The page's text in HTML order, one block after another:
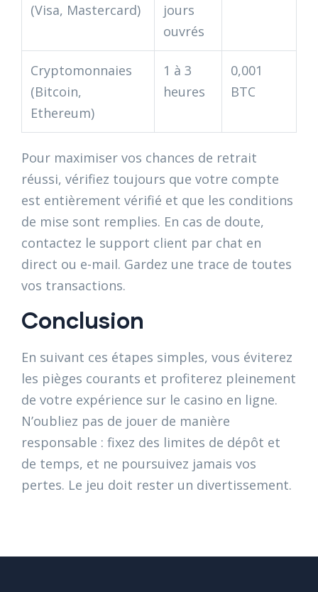
(Visa, Mastercard)
jours
ouvrés
Cryptomonnaies
(Bitcoin,
Ethereum)
1 à 3
heures
0,001
BTC
Pour maximiser vos chances de retrait
réussi, vérifiez toujours que votre compte
est entièrement vérifié et que les conditions
de mise sont remplies. En cas de doute,
contactez le support client par chat en
direct ou e-mail. Gardez une trace de toutes
vos transactions.
Conclusion
En suivant ces étapes simples, vous éviterez
les pièges courants et profiterez pleinement
de votre expérience sur le casino en ligne.
N’oubliez pas de jouer de manière
responsable : fixez des limites de dépôt et
de temps, et ne poursuivez jamais vos
pertes. Le jeu doit rester un divertissement.